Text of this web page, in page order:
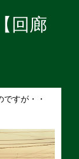
回廊
すが・・